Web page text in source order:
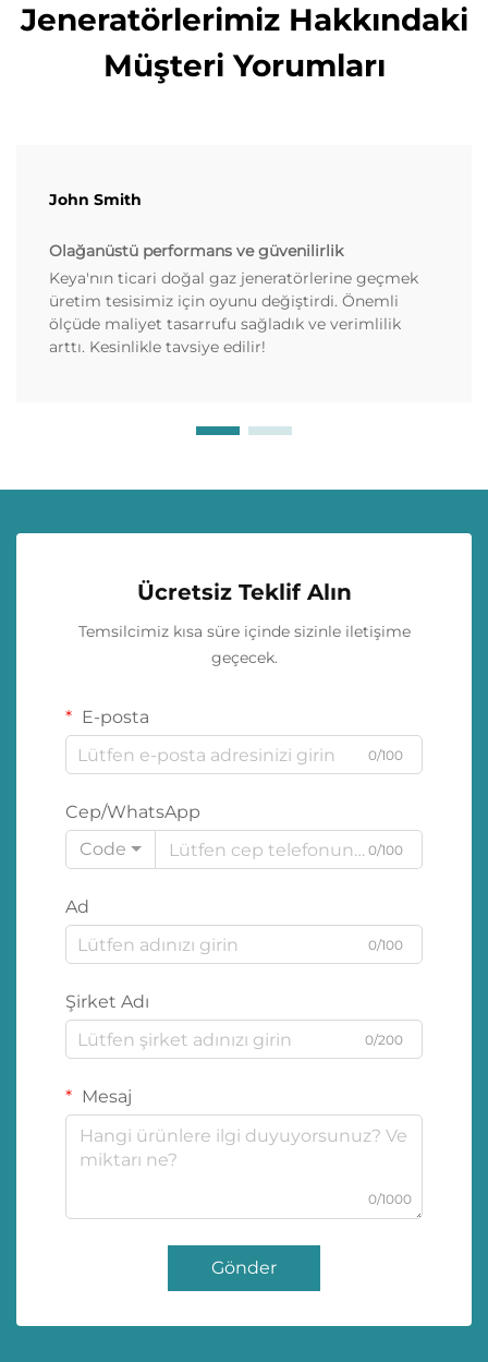
Jeneratörlerimiz Hakkındaki
Müşteri Yorumları
John Smith
Olağanüstü performans ve güvenilirlik
Keya'nın ticari doğal gaz jeneratörlerine geçmek
üretim tesisimiz için oyunu değiştirdi. Önemli
ölçüde maliyet tasarrufu sağladık ve verimlilik
arttı. Kesinlikle tavsiye edilir!
Ücretsiz Teklif Alın
Temsilcimiz kısa süre içinde sizinle iletişime
geçecek.
E-posta
0/100
Cep/WhatsApp
Code
0/100
Ad
0/100
Şirket Adı
0/200
Mesaj
0/1000
Gönder